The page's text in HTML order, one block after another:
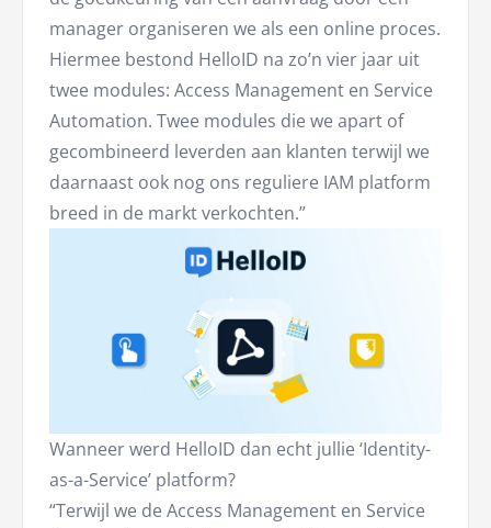
manager organiseren we als een online proces.
Hiermee bestond HelloID na zo’n vier jaar uit
twee modules: Access Management en Service
Automation. Twee modules die we apart of
gecombineerd leverden aan klanten terwijl we
daarnaast ook nog ons reguliere IAM platform
breed in de markt verkochten.”
Wanneer werd HelloID dan echt jullie ‘Identity-
as-a-Service’ platform?
“Terwijl we de Access Management en Service